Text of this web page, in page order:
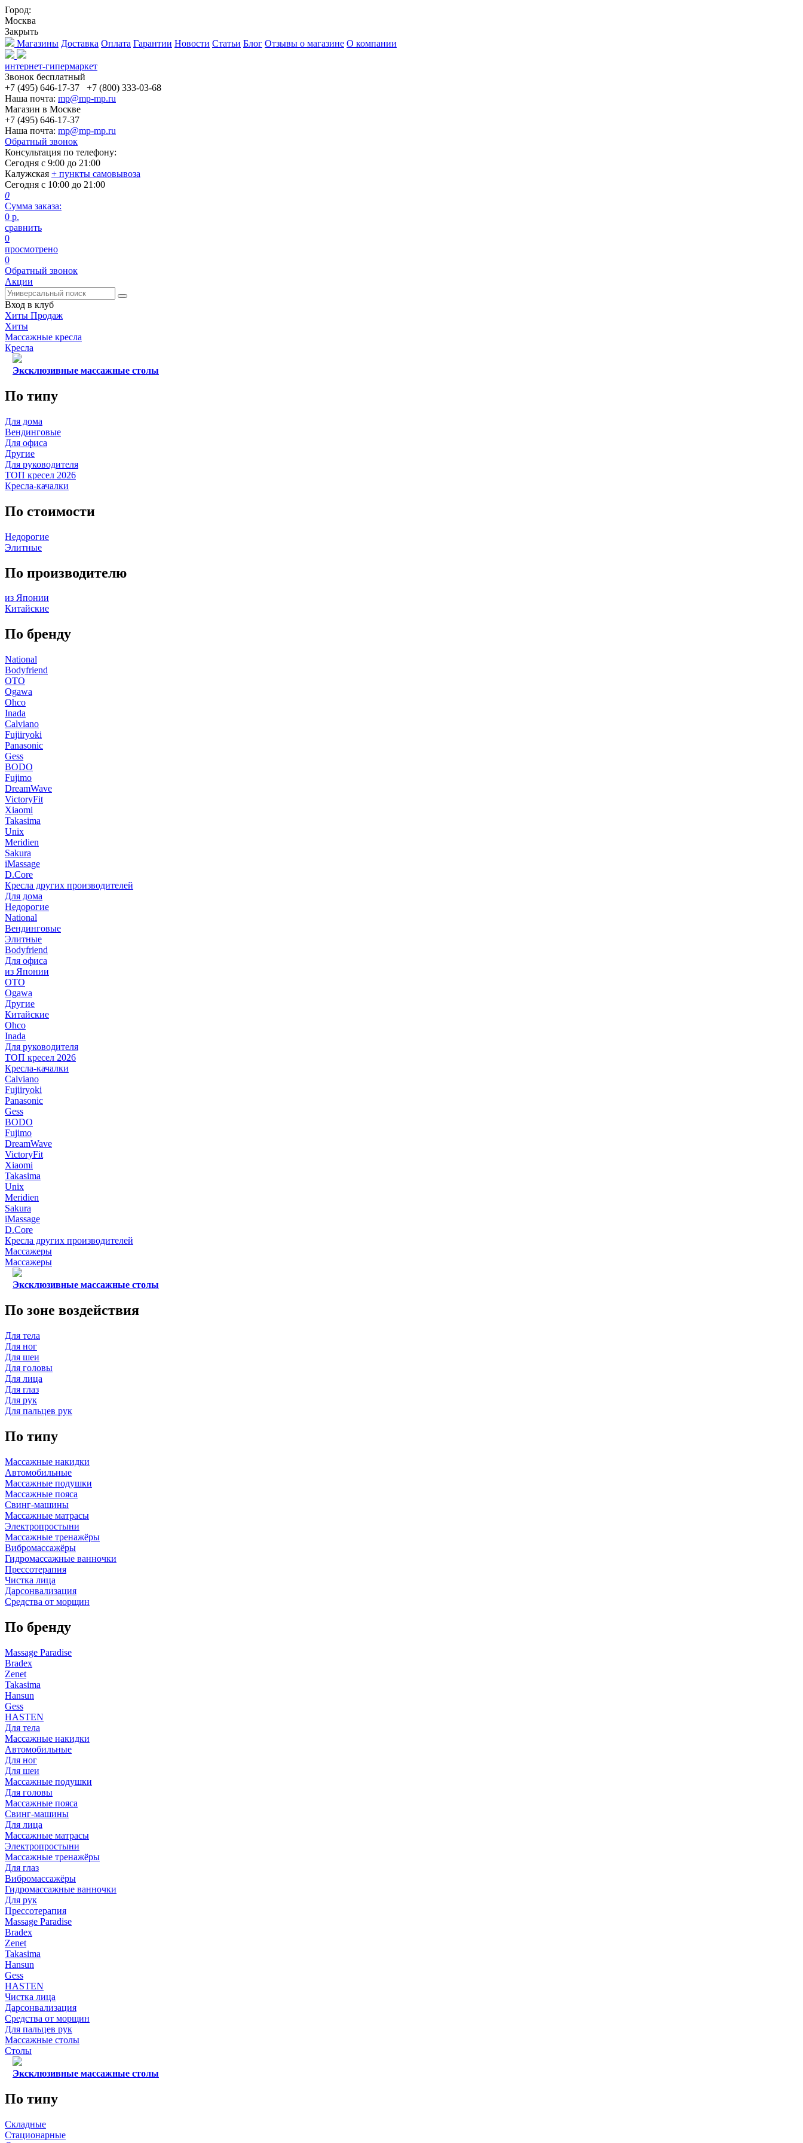
Город:
Москва
Закрыть
Магазины Доставка Оплата Гарантии Новости Статьи Блог Отзывы о магазине О компании
интернет-гипермаркет
Звонок бесплатный
+7 (495) 646-17-37
+7 (800) 333-03-68
Наша почта: mp@mp-mp.ru
Магазин в Москве
+7 (495) 646-17-37
Наша почта: mp@mp-mp.ru
Обратный звонок
Консультация по телефону:
Сегодня с 9:00 до 21:00
Калужская + пункты самовывоза
Сегодня с 10:00 до 21:00
0
Сумма заказа:
0 р.
сравнить
0
просмотрено
0
Обратный звонок
Акции
Вход в клуб
Хиты Продаж
Хиты
Массажные кресла
Кресла
Эксклюзивные массажные столы
По типу
Для дома
Вендинговые
Для офиса
Другие
Для руководителя
ТОП кресел 2026
Кресла-качалки
По стоимости
Недорогие
Элитные
По производителю
из Японии
Китайские
По бренду
National
Bodyfriend
OTO
Ogawa
Ohco
Inada
Calviano
Fujiiryoki
Panasonic
Gess
BODO
Fujimo
DreamWave
VictoryFit
Xiaomi
Takasima
Unix
Meridien
Sakura
iMassage
D.Core
Кресла других производителей
Для дома
Недорогие
National
Вендинговые
Элитные
Bodyfriend
Для офиса
из Японии
OTO
Ogawa
Другие
Китайские
Ohco
Inada
Для руководителя
ТОП кресел 2026
Кресла-качалки
Calviano
Fujiiryoki
Panasonic
Gess
BODO
Fujimo
DreamWave
VictoryFit
Xiaomi
Takasima
Unix
Meridien
Sakura
iMassage
D.Core
Кресла других производителей
Массажеры
Массажеры
Эксклюзивные массажные столы
По зоне воздействия
Для тела
Для ног
Для шеи
Для головы
Для лица
Для глаз
Для рук
Для пальцев рук
По типу
Массажные накидки
Автомобильные
Массажные подушки
Массажные пояса
Свинг-машины
Массажные матрасы
Электропростыни
Массажные тренажёры
Вибромассажёры
Гидромассажные ванночки
Прессотерапия
Чистка лица
Дарсонвализация
Средства от морщин
По бренду
Massage Paradise
Bradex
Zenet
Takasima
Hansun
Gess
HASTEN
Для тела
Массажные накидки
Автомобильные
Для ног
Для шеи
Массажные подушки
Для головы
Массажные пояса
Свинг-машины
Для лица
Массажные матрасы
Электропростыни
Массажные тренажёры
Для глаз
Вибромассажёры
Гидромассажные ванночки
Для рук
Прессотерапия
Massage Paradise
Bradex
Zenet
Takasima
Hansun
Gess
HASTEN
Чистка лица
Дарсонвализация
Средства от морщин
Для пальцев рук
Массажные столы
Столы
Эксклюзивные массажные столы
По типу
Складные
Стационарные